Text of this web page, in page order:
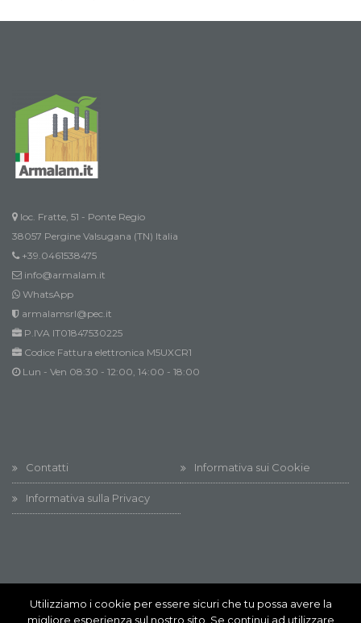
loc. Fratte, 51 - Ponte Regio
38057 Pergine Valsugana (TN) Italia
+39.0461538475
info@armalam.it
WhatsApp
armalamsrl@pec.it
P.IVA IT01847530225
Codice Fattura elettronica M5UXCR1
Lun - Ven 08:30 - 12:00, 14:00 - 18:00
Contatti Informativa sui Cookie
Informativa sulla Privacy
Innovation @ All rights reserved
Utilizziamo i cookie per essere sicuri che tu possa avere la
migliore esperienza sul nostro sito. Se continui ad utilizzare